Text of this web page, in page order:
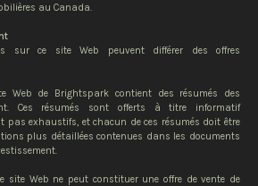
au Canada.
sur ce site Web peuvent différer des offres
Web de Brightspark contient des résumés des
Ces résumés sont offerts à titre informatif
pas exhaustifs, et chacun de ces résumés doit être
plus détaillées contenues dans les documents
site Web ne peut constituer une offre de vente de